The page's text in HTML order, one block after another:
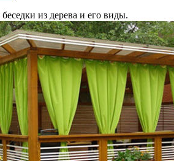
из дерева и его виды.